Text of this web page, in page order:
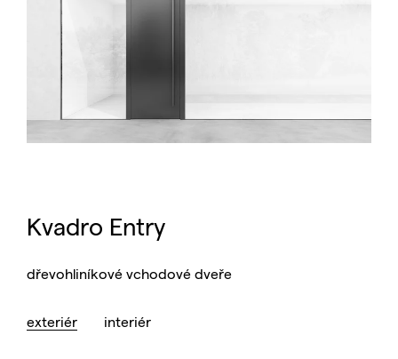
Kvadro Entry
dřevohliníkové vchodové dveře
exteriér interiér